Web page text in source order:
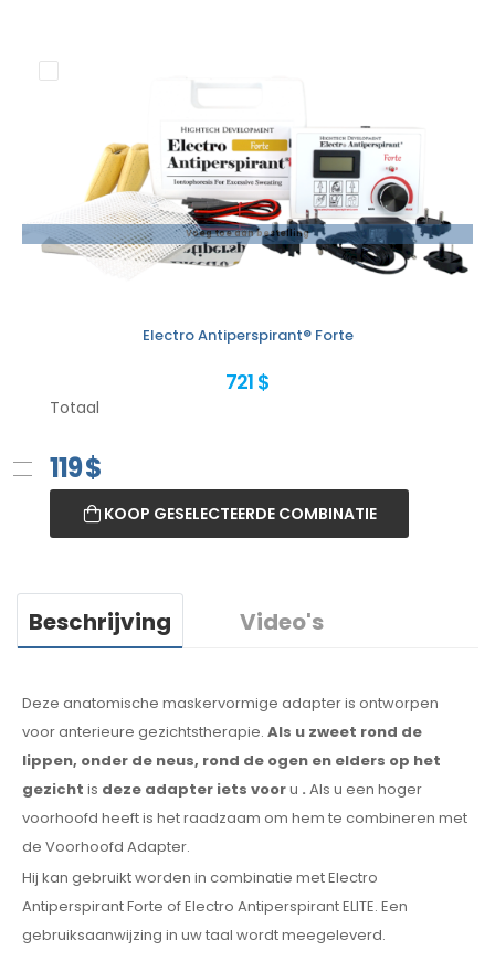
Voeg toe aan bestelling
Electro Antiperspirant® Forte
721 $
Totaal
119$
KOOP GESELECTEERDE COMBINATIE
Beschrijving Video's
Deze anatomische maskervormige adapter is ontworpen
voor anterieure gezichtstherapie. Als u zweet rond de
lippen, onder de neus, rond de ogen en elders op het
gezicht is deze adapter iets vooru . Als u een hoger
voorhoofd heeft is het raadzaam om hem te combineren met
de Voorhoofd Adapter.
Hij kan gebruikt worden in combinatie met Electro
Antiperspirant Forte of Electro Antiperspirant ELITE. Een
gebruiksaanwijzing in uwtaal wordt meegeleverd.